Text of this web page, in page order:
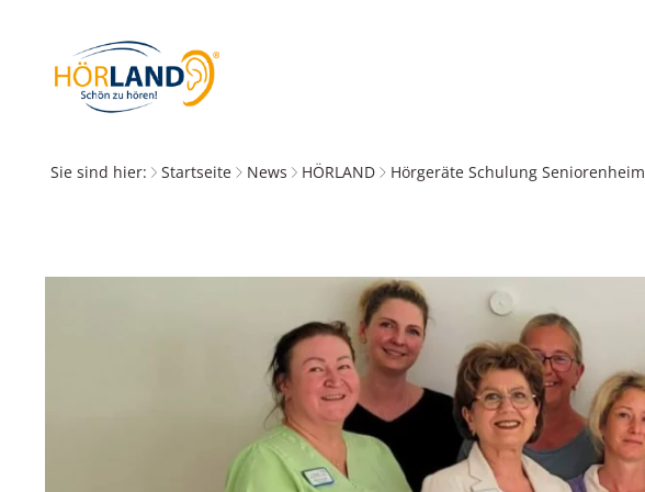
Sie sind hier: Startseite News HÖRLAND Hörgeräte Schulung Seniorenheim